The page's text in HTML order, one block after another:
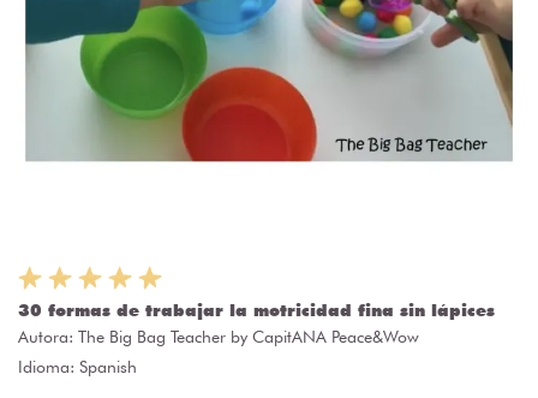
30 formas de trabajar la motricidad fina sin lápices
Autora: The Big Bag Teacher by CapitANA Peace&Wow
Idioma: Spanish